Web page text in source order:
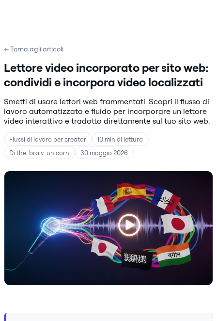
← Torna agli articoli
Lettore video incorporato per sito web:
condividi e incorpora video localizzati
Smetti di usare lettori web frammentati. Scopri il flusso di
lavoro automatizzato e fluido per incorporare un lettore
video interattivo e tradotto direttamente sul tuo sito web.
Flussi di lavoro per creator
10 min di lettura
Di the-braiv-unicorn
30 maggio 2026